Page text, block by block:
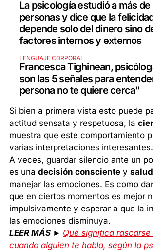
La psicología estudió a más
personas y dice que la
depende solo del dinero sino
factores internos y externos
LENGUAJE CORPORAL
Francesca Tighinean,
son las 5 señales para
persona no te quiere cerca"
Si bien a primera vista esto puede
actitud sensata y respetuosa, la
muestra que este comportamiento
varias interpretaciones interesantes.
A veces, guardar silencio ante un
es unadecisión consciente y
manejar las emociones. Es como
que en ciertos momentos es mejor
impulsivamente y esperar a que la
las emociones disminuya.
LEER MÁS ► Qué significa rascarse
cuando alguien te habla, según la